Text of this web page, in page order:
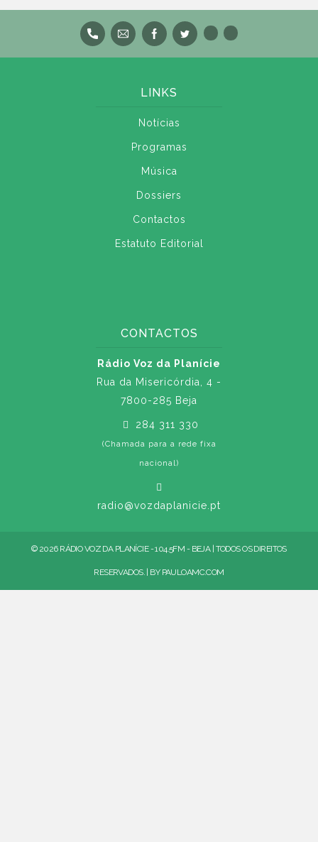
LINKS
Notícias
Programas
Música
Dossiers
Contactos
Estatuto Editorial
CONTACTOS
Rádio Voz da Planície
Rua da Misericórdia, 4 -
7800-285 Beja
284 311 330
(Chamada para a rede fixa
nacional)
radio@vozdaplanicie.pt
© 2026 RÁDIO VOZ DA PLANÍCIE - 104.5FM - BEJA | TODOS OS DIREITOS
RESERVADOS. | BY PAULOAMC.COM